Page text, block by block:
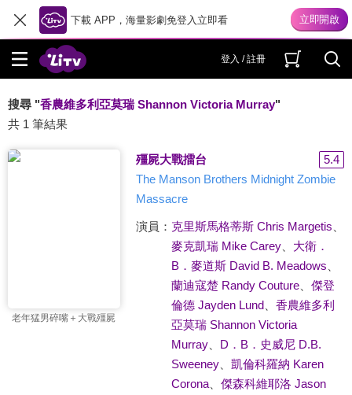
下載 APP，海量影劇免登入立即看
登入 / 註冊
搜尋 "香農維多利亞莫瑞 Shannon Victoria Murray"
共 1 筆結果
老年猛男碎嘴＋大戰殭屍
殭屍大戰擂台
5.4
The Manson Brothers Midnight Zombie
Massacre
演員： 克里斯馬格蒂斯 Chris Margetis
麥克凱瑞 Mike Carey、 大衛．
B．麥道斯 David B. Meadows
蘭迪寇楚 Randy Couture、 傑登
倫德 Jayden Lund、 香農維多利
亞莫瑞 Shannon Victoria
Murray、 D．B．史威尼 D.B.
Sweeney、 凱倫科羅納 Karen
Corona、 傑森科維耶洛 Jason